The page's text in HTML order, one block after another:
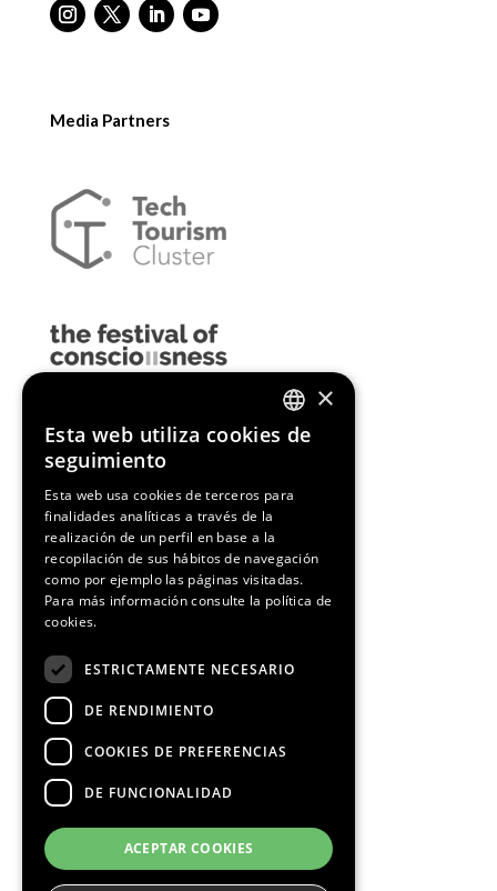
Media Partners
ENGLISH
×
Esta web utiliza cookies de
seguimiento
Esta web usa cookies de terceros para
finalidades analíticas a través de la
realización de un perfil en base a la
recopilación de sus hábitos de navegación
como por ejemplo las páginas visitadas.
Para más información consulte la política de
cookies.
ESTRICTAMENTE NECESARIO
DE RENDIMIENTO
COOKIES DE PREFERENCIAS
DE FUNCIONALIDAD
ACEPTAR COOKIES